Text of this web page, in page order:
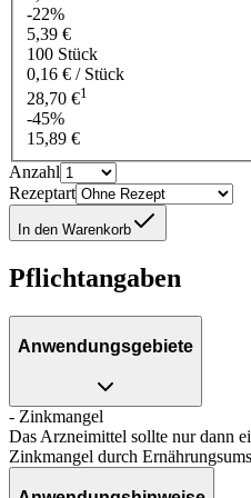
-22%
5,39 €
100 Stück
0,16 € / Stück
28,70 €1
-45%
15,89 €
Anzahl
Rezeptart
In den Warenkorb
Pflichtangaben
Anwendungsgebiete
- Zinkmangel
Das Arzneimittel sollte nur dann
Zinkmangel durch